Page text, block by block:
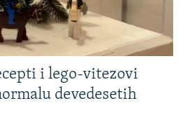
i lego-vitezovi
devedesetih